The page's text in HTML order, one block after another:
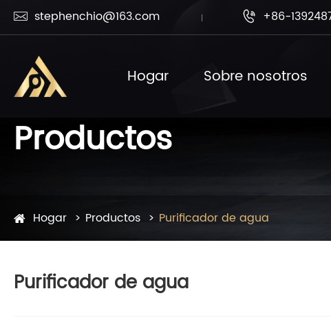
 stephenchio@163.com  +86-
Hogar Sobre nosotros
Productos
Hogar Productos Purificador de agua
Purificador de agua